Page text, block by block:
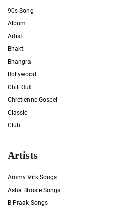
90s Song
Album
Artist
Bhakti
Bhangra
Bollywood
Chill Out
Chrétienne Gospel
Classic
Club
Artists
Ammy Virk Songs
Asha Bhosle Songs
B Praak Songs